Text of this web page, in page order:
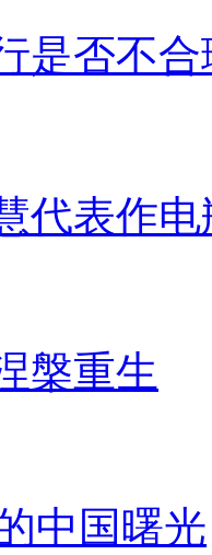
是否不
代表作电
槃重生
中国曙光